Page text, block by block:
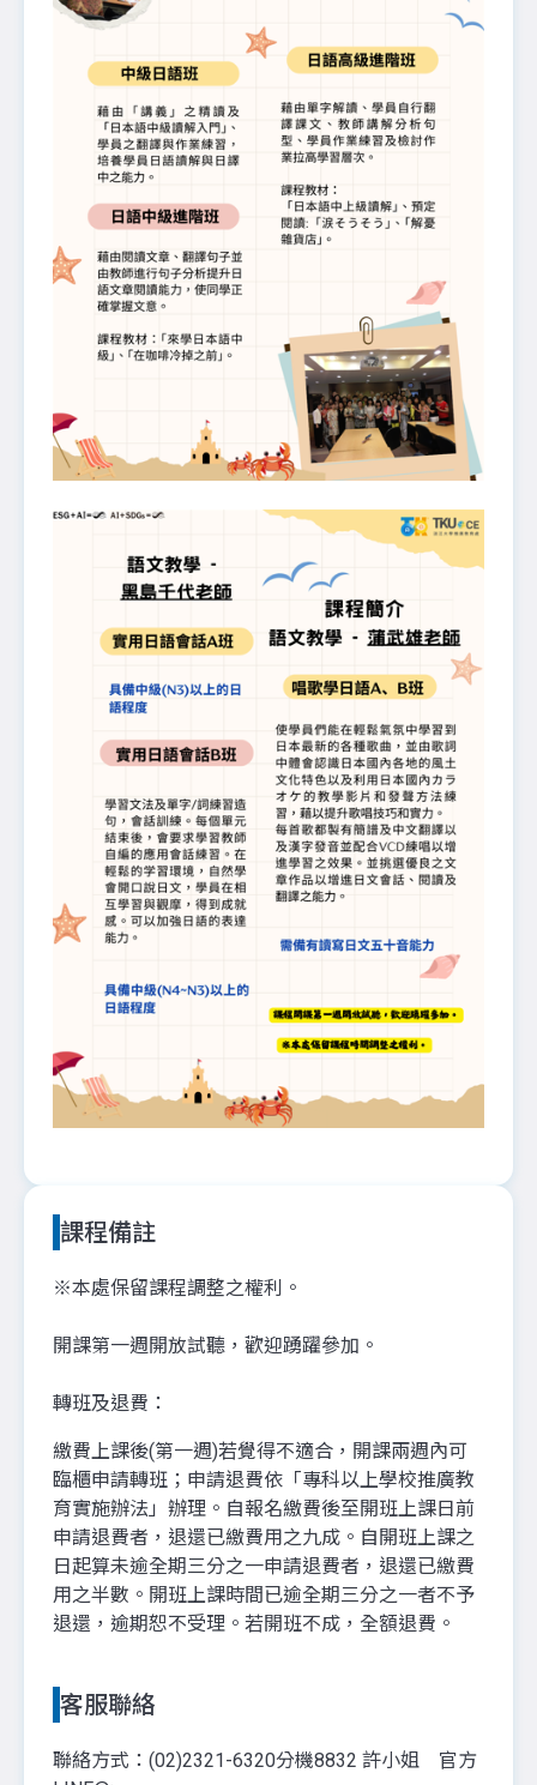
課程備註
※本處保留課程調整之權利。
開課第一週開放試聽，歡迎踴躍參加。
轉班及退費：
繳費上課後(第一週)若覺得不適合，開課兩週內可
臨櫃申請轉班；申請退費依「專科以上學校推廣教
育實施辦法」辦理。自報名繳費後至開班上課日前
申請退費者，退還已繳費用之九成。自開班上課之
日起算未逾全期三分之一申請退費者，退還已繳費
用之半數。開班上課時間已逾全期三分之一者不予
退還，逾期恕不受理。若開班不成，全額退費。
客服聯絡
聯絡方式：(02)2321-6320分機8832 許小姐 官方